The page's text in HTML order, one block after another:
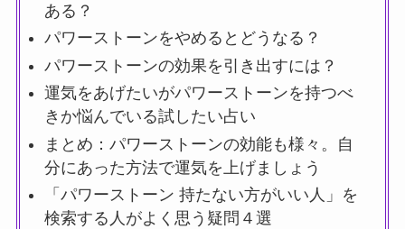
ある？
パワーストーンをやめるとどうなる？
パワーストーンの効果を引き出すには？
運気をあげたいがパワーストーンを持つべ
きか悩んでいる試したい占い
まとめ：パワーストーンの効能も様々。自
分にあった方法で運気を上げましょう
「パワーストーン 持たない方がいい人」を
検索する人がよく思う疑問４選